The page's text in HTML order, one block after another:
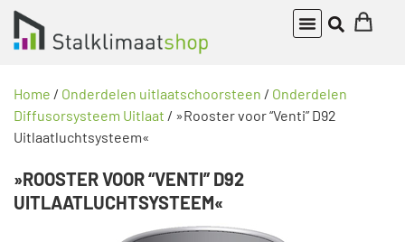
Home / Onderdelen uitlaatschoorsteen / Onderdelen
Diffusorsysteem Uitlaat / »Rooster voor “Venti” D92
Uitlaatluchtsysteem«
»ROOSTER VOOR “VENTI” D92
UITLAATLUCHTSYSTEEM«